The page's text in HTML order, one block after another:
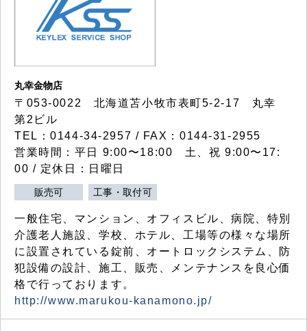
丸幸金物店
〒053-0022 北海道苫小牧市表町5-2-17 丸幸
第2ビル
TEL：0144-34-2957 / FAX：0144-31-2955
営業時間：平日 9:00〜18:00 土、祝 9:00〜17:
00 / 定休日：日曜日
販売可 工事・取付可
一般住宅、マンション、オフィスビル、病院、特別
介護老人施設、学校、ホテル、工場等の様々な場所
に設置されている錠前、オートロックシステム、防
犯設備の設計、施工、販売、メンテナンスを良心価
格で行っております。
http://www.marukou-kanamono.jp/